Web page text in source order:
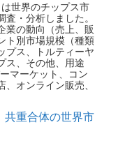
世界のチップス市
・分析しました。
業の動向（売上、販
ト別市場規模（種類
プス、トルティーヤ
ス、その他、用途
マーケット、コン
オンライン販売、
共重合体の世界市